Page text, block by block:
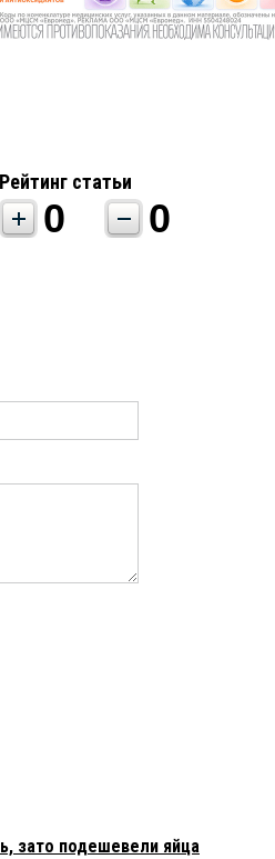
Рейтинг статьи
0 0
зато подешевели яйца